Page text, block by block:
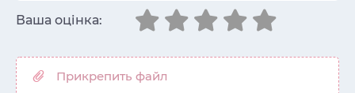
Ваша оцінка: